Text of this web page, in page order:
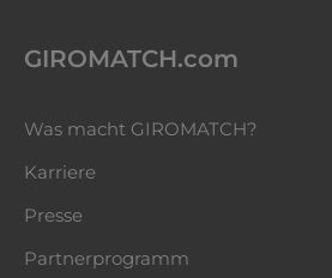
GIROMATCH.com
Was macht GIROMATCH?
Karriere
Presse
Partnerprogramm